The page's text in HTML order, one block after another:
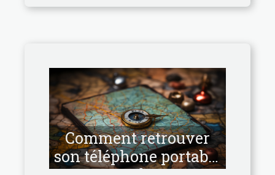
Comment retrouver
son téléphone portable